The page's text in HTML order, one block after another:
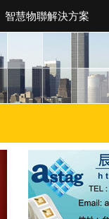
智慧物聯解決方案